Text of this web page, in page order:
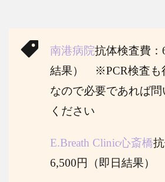
南港病院抗体検査費：
結果） ※PCR検査も
なので必要であれば
ください
E.Breath Clinic心斎橋
6,500円（即日結果）